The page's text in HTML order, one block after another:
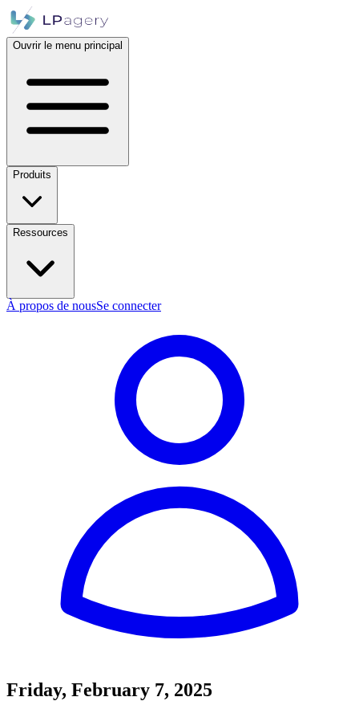
Ouvrir le menu principal
Produits
Ressources
À propos de nousSe connecter
Friday, February 7, 2025